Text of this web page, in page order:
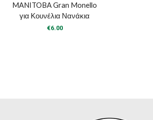
MANITOBA Gran Monello
για Κουνέλια Νανάκια
€6.00